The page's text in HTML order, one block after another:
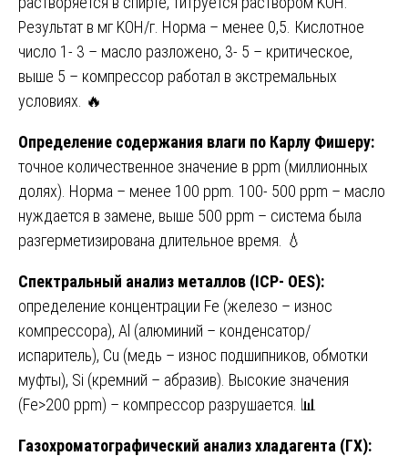
Результат в мг KOH/г. Норма – менее 0,5. Кислотное
число 1- 3 – масло разложено, 3- 5 – критическое,
выше 5 – компрессор работал в экстремальных
условиях. 🔥
Определение содержания влаги по Карлу Фишеру:
точное количественное значение в ppm (миллионных
долях). Норма – менее 100 ppm. 100- 500 ppm – масло
нуждается в замене, выше 500 ppm – система была
разгерметизирована длительное время. 💧
Спектральный анализ металлов (ICP- OES):
определение концентрации Fe (железо – износ
компрессора), Al (алюминий – конденсатор/
испаритель), Cu (медь – износ подшипников, обмотки
муфты), Si (кремний – абразив). Высокие значения
(Fe>200 ppm) – компрессор разрушается. 📊
Газохроматографический анализ хладагента (ГХ):